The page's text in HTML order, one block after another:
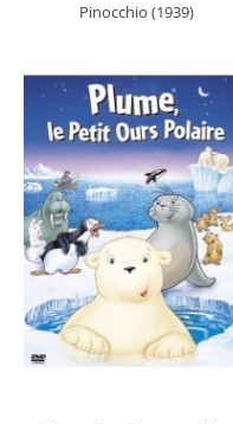
Pinocchio (1939)